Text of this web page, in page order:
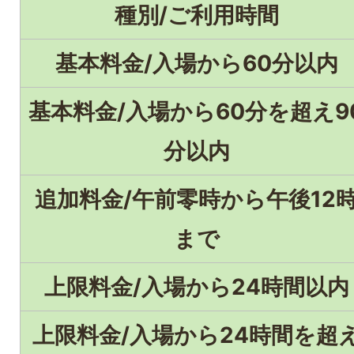
種別/ご利用時間
基本料金/入場から60分以内
基本料金/入場から60分を超え
分以内
追加料金/午前零時から午後12
まで
上限料金/入場から24時間以内
上限料金/入場から24時間を超